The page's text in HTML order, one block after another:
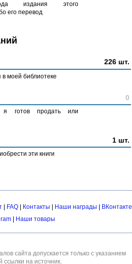
издания этого
его перевод
226 шт.
моей библиотеке
0
я готов продать или
1 шт.
эти книги
| FAQ| Контакты Наши награды
ВКонтакте
Наши товары
сайта допускается только с указанием
ссылки на источник.